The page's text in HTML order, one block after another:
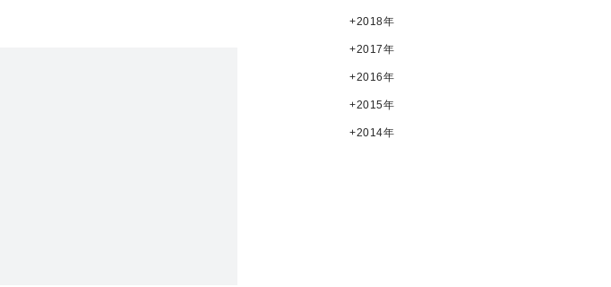
2018年
2017年
2016年
2015年
2014年